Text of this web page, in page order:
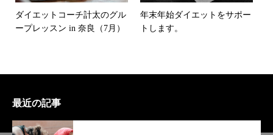
ダイエットコーチ計太のグル
ープレッスン in 奈良（7月）
年末年始ダイエットをサポー
トします。
最近の記事